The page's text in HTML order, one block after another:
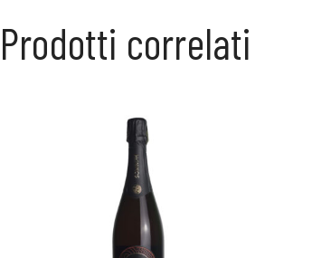
Prodotti correlati